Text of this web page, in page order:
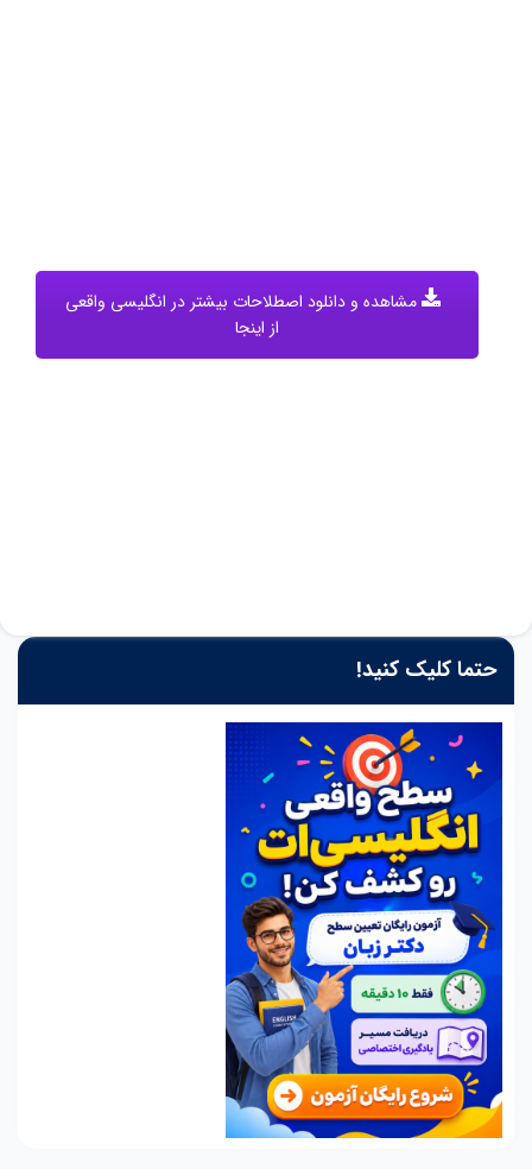
حتما کلیک کنید!
مشاهده و دانلود اصطلاحات بیشتر در انگلیسی واقعی
از اینجا